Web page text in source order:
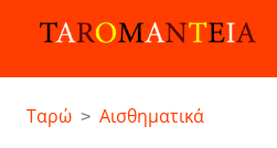
Ταρώ Αισθηματικά